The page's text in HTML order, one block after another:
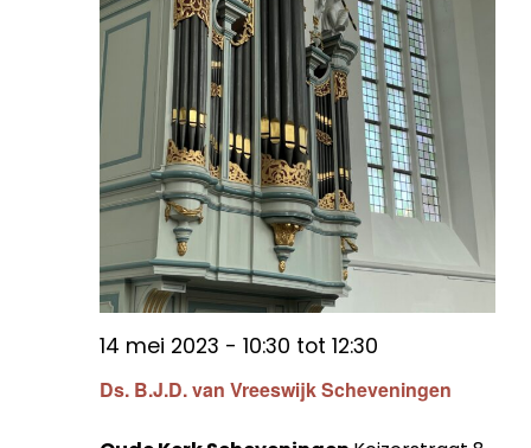
Ds. B.J.D. van Vreeswijk Scheveningen
14 mei 2023 - 10:30 tot 12:30